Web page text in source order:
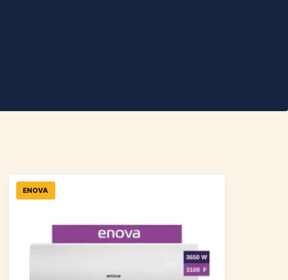
ENOVA